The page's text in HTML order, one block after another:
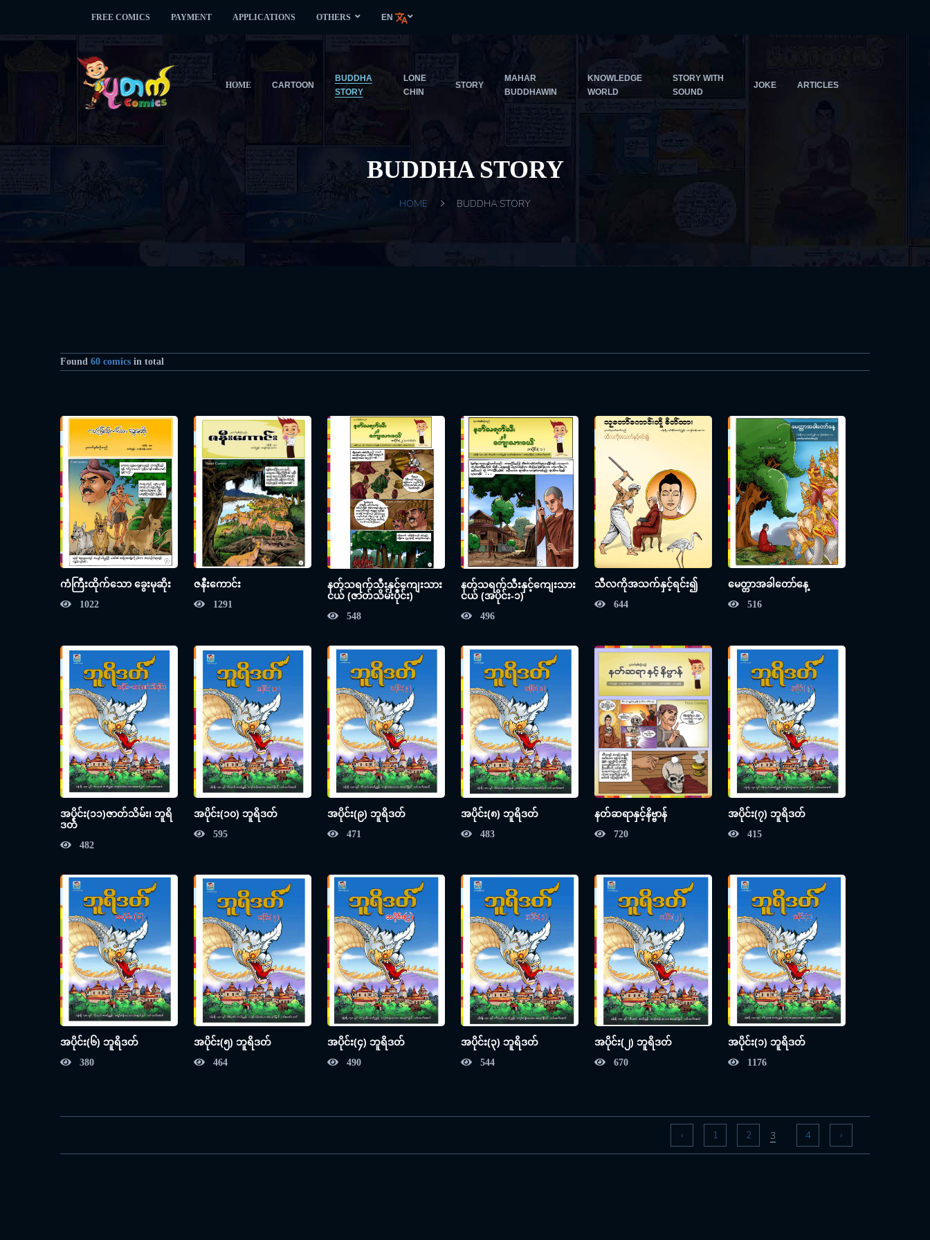
FREE COMICS PAYMENT APPLICATIONS OTHERS EN
HOME CARTOON
BUDDHA
STORY
LONE
CHIN
STORY
MAHAR
BUDDHAWIN
KNOWLEDGE
WORLD
STORY WITH
SOUND
JOKE ARTICLES
BUDDHA STORY
HOME BUDDHA STORY
Found 60 comics in total
ကံကြီးထိုက်သော ခွေးမုဆိုး
1022
ဇနီးကောင်း
1291
နတ်သရက်သီးနှင့်ကျေးသား
ငယ် (ဇာတ်သိမ်းပိုင်း)
548
နတ်သရက်သီးနှင့်ကျေးသား
ငယ် (အပိုင်း-၁)
496
သီလကိုအသက်နှင့်ရင်း၍
644
မေတ္တာအခါတော်နေ့
516
အပိုင်း(၁၁)ဇာတ်သိမ်း၊ ဘူရိ
ဒတ်
482
အပိုင်း(၁၀) ဘူရိဒတ်
595
အပိုင်း(၉) ဘူရိဒတ်
471
အပိုင်း(၈) ဘူရိဒတ်
483
နတ်ဆရာနှင့်နိဗ္ဗာန်
720
အပိုင်း(၇) ဘူရိဒတ်
415
အပိုင်း(၆) ဘူရိဒတ်
380
အပိုင်း(၅) ဘူရိဒတ်
464
အပိုင်း(၄) ဘူရိဒတ်
490
အပိုင်း(၃) ဘူရိဒတ်
544
အပိုင်း(၂) ဘူရိဒတ်
670
အပိုင်း(၁) ဘူရိဒတ်
1176
‹ 1 2 3 4 ›